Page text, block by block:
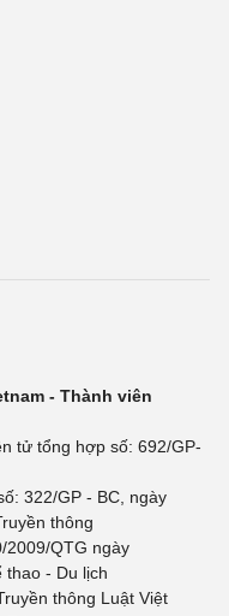
- Thành viên
tử tổng hợp số: 692/GP-
322/GP - BC, ngày
thông
2009/QTG ngày
thao - Du lịch
thông Luật Việt